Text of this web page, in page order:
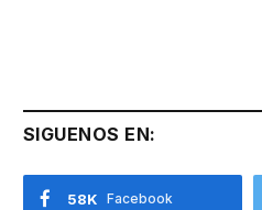
SIGUENOS EN:
Facebook
58K